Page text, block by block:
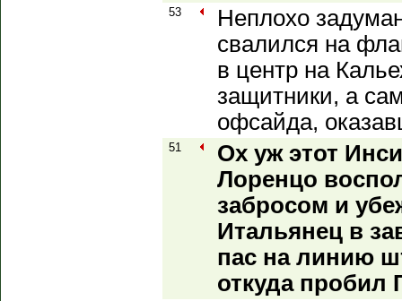
53
Неплохо
свалился на
в центр на
защитники, а
офсайда,
51
Ох уж этот
Лоренцо
забросом и
Итальянец в
пас на линию
откуда пробил